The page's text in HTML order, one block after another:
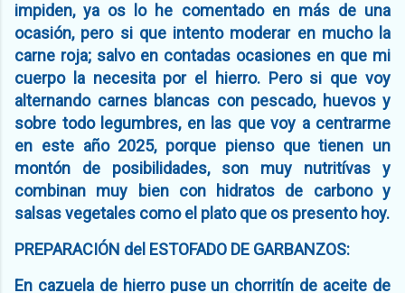
impiden, ya os lo he comentado en más de una
ocasión, pero si que intento moderar en mucho la
carne roja; salvo en contadas ocasiones en que mi
cuerpo la necesita por el hierro. Pero si que voy
alternando carnes blancas con pescado, huevos y
sobre todo legumbres, en las que voy a centrarme
en este año 2025, porque pienso que tienen un
montón de posibilidades, son muy nutritívas y
combinan muy bien con hidratos de carbono y
salsas vegetales como el plato que os presento hoy.
PREPARACIÓN del ESTOFADO DE GARBANZOS:
En cazuela de hierro puse un chorritín de aceite de